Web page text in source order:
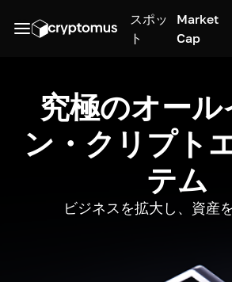
スポッ
ト
Market
Cap
究極のオール
ン・クリプト
テム
ビジネスを拡大し、資産